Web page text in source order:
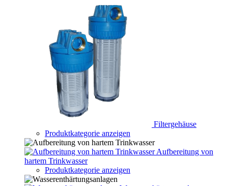
Filtergehäuse
Produktkategorie anzeigen
Aufbereitung von
hartem Trinkwasser
Produktkategorie anzeigen